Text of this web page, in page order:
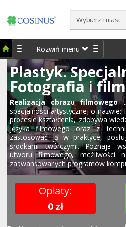
Rozwiń menu
Plastyk.
Fotografia i film
Realizacja obrazu filmowego
specjalności artystycznej o
procesie kształcenia, zdobywa
języka filmowego oraz z
zastosować ją w praktyce,
środkami twórczymi. Poznaje
utworu filmowego, możliwości
zaawansowanych programów
Opłaty:
0 zł